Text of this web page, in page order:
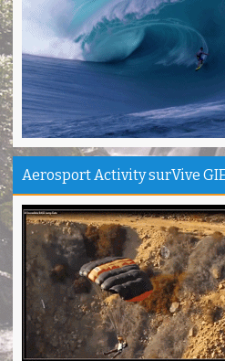
Sinta - Garut
Camping Ipukan Enjoy banget
Vina - Jakarta
Kampung Badud & Jembatan pelangi
Indra - Tasikmalaya
Jojogan / Wonderhill Pangandaran
Pupung - Magelang
Pepedan Hill Indah & Mantap
Deni - Sumedang
Pantai Batuhiu mantap...
Shella - Semarang
Haturnuhun Kang Ali Gn.Salamet seru
Nadia - Bandung
Puas deh adventure disini,thanks lo!
Anita - Bandung
Aerosport Activity surVive